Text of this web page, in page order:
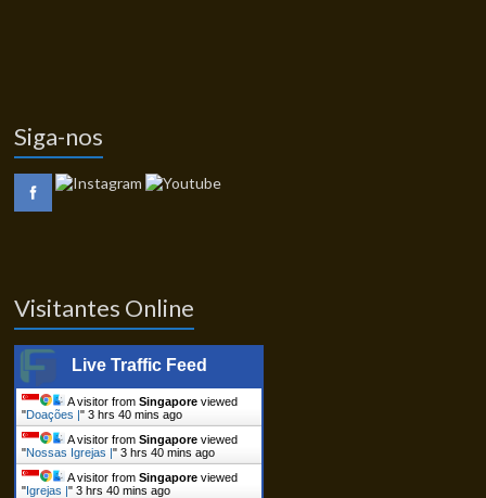
Siga-nos
Visitantes Online
Live Traffic Feed
A visitor fromSingapore viewed
"Doações |"3 hrs 40 mins ago
A visitor fromSingapore viewed
"Nossas Igrejas |"3 hrs 40 mins ago
A visitor fromSingapore viewed
"Igrejas |"3 hrs 40 mins ago